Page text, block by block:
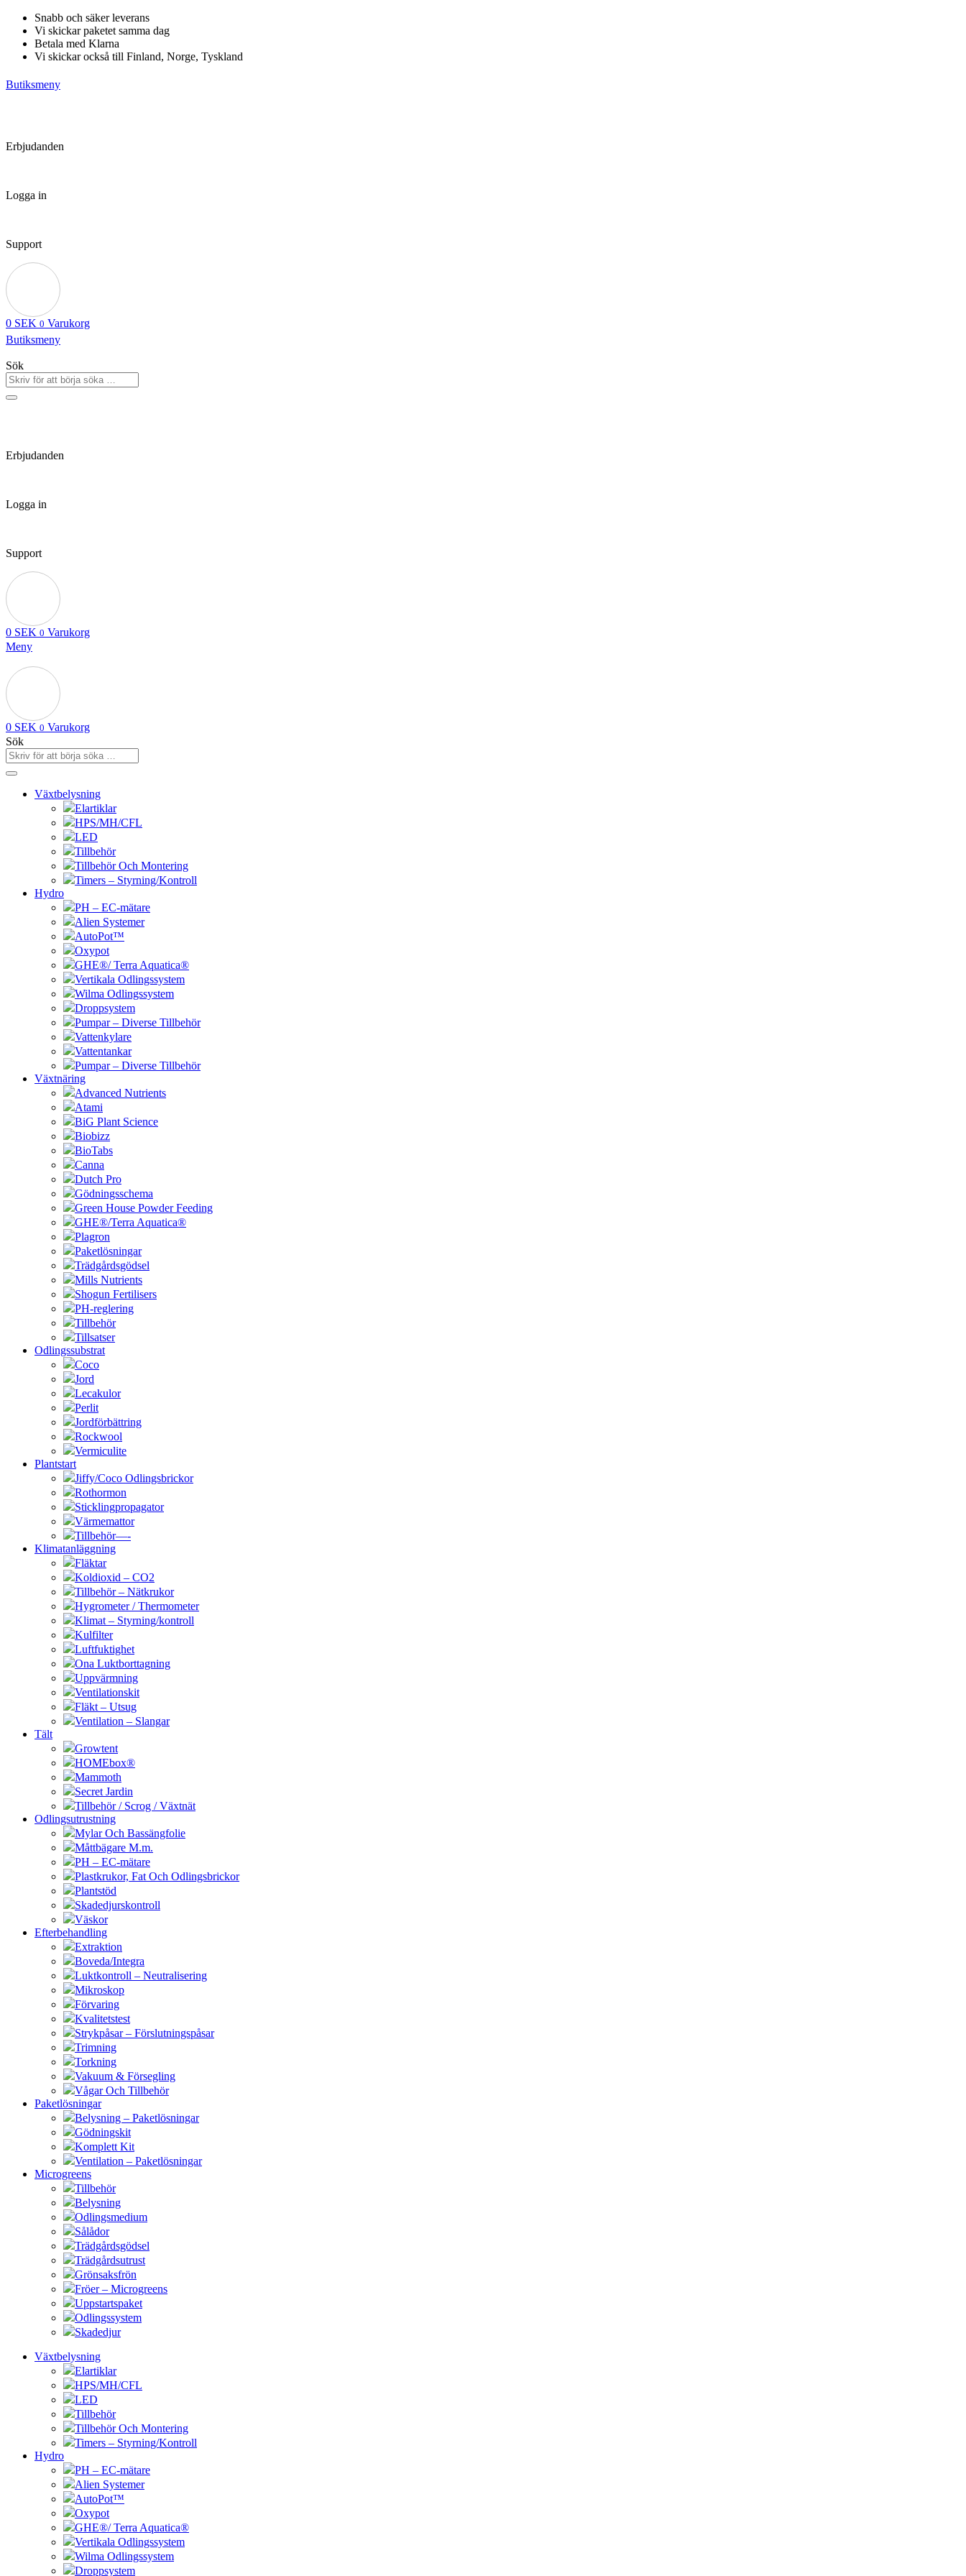
Hoppa
innehåll
Snabb och säker leverans
Vi skickar paketet samma dag
Betala med Klarna
Vi skickar också till Finland, Norge, Tyskland
Butiksmeny
Erbjudanden
Logga in
Support
0 SEK 0 Varukorg
Butiksmeny
Sök
Erbjudanden
Logga in
Support
0 SEK 0 Varukorg
Meny
0 SEK 0 Varukorg
Sök
Växtbelysning
Elartiklar
HPS/MH/CFL
LED
Tillbehör
Tillbehör Och Montering
Timers – Styrning/Kontroll
Hydro
PH – EC-mätare
Alien Systemer
AutoPot™
Oxypot
GHE®/ Terra Aquatica®
Vertikala Odlingssystem
Wilma Odlingssystem
Droppsystem
Pumpar – Diverse Tillbehör
Vattenkylare
Vattentankar
Pumpar – Diverse Tillbehör
Växtnäring
Advanced Nutrients
Atami
BiG Plant Science
Biobizz
BioTabs
Canna
Dutch Pro
Gödningsschema
Green House Powder Feeding
GHE®/Terra Aquatica®
Plagron
Paketlösningar
Trädgårdsgödsel
Mills Nutrients
Shogun Fertilisers
PH-reglering
Tillbehör
Tillsatser
Odlingssubstrat
Coco
Jord
Lecakulor
Perlit
Jordförbättring
Rockwool
Vermiculite
Plantstart
Jiffy/Coco Odlingsbrickor
Rothormon
Sticklingpropagator
Värmemattor
Tillbehör—-
Klimatanläggning
Fläktar
Koldioxid – CO2
Tillbehör – Nätkrukor
Hygrometer / Thermometer
Klimat – Styrning/kontroll
Kulfilter
Luftfuktighet
Ona Luktborttagning
Uppvärmning
Ventilationskit
Fläkt – Utsug
Ventilation – Slangar
Tält
Growtent
HOMEbox®
Mammoth
Secret Jardin
Tillbehör / Scrog / Växtnät
Odlingsutrustning
Mylar Och Bassängfolie
Måttbägare M.m.
PH – EC-mätare
Plastkrukor, Fat Och Odlingsbrickor
Plantstöd
Skadedjurskontroll
Väskor
Efterbehandling
Extraktion
Boveda/Integra
Luktkontroll – Neutralisering
Mikroskop
Förvaring
Kvalitetstest
Strykpåsar – Förslutningspåsar
Trimning
Torkning
Vakuum & Försegling
Vågar Och Tillbehör
Paketlösningar
Belysning – Paketlösningar
Gödningskit
Komplett Kit
Ventilation – Paketlösningar
Microgreens
Tillbehör
Belysning
Odlingsmedium
Sålådor
Trädgårdsgödsel
Trädgårdsutrust
Grönsaksfrön
Fröer – Microgreens
Uppstartspaket
Odlingssystem
Skadedjur
Växtbelysning
Elartiklar
HPS/MH/CFL
LED
Tillbehör
Tillbehör Och Montering
Timers – Styrning/Kontroll
Hydro
PH – EC-mätare
Alien Systemer
AutoPot™
Oxypot
GHE®/ Terra Aquatica®
Vertikala Odlingssystem
Wilma Odlingssystem
Droppsystem